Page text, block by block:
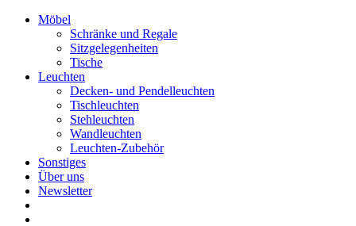
Möbel
Schränke und Regale
Sitzgelegenheiten
Tische
Leuchten
Decken- und Pendelleuchten
Tischleuchten
Stehleuchten
Wandleuchten
Leuchten-Zubehör
Sonstiges
Über uns
Newsletter